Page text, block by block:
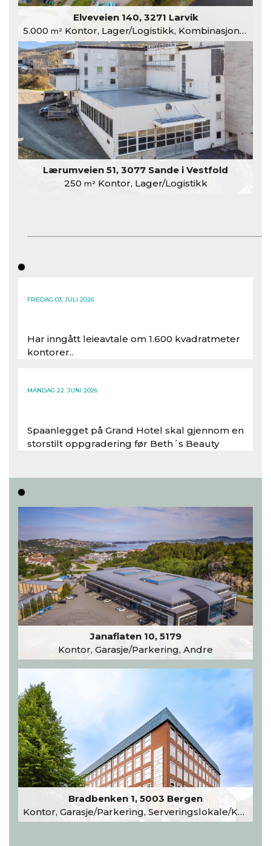
Elveveien 140, 3271 Larvik
5.000 m²Kontor, Lager/Logistikk, Kombinasjonslokaler
Lærumveien 51, 3077 Sande i Vestfold
250 m²Kontor, Lager/Logistikk
FREDAG 03. JULI 2026
Har inngått leieavtale om 1.600 kvadratmeter
kontorer..
MANDAG 22. JUNI 2026
Spaanlegget på Grand Hotel skal gjennom en
storstilt oppgradering før Beth´s Beauty
Les hele artikkelen
Janaflaten 10, 5179
Kontor, Garasje/Parkering, Andre
Bradbenken 1, 5003 Bergen
Kontor, Garasje/Parkering, Serveringslokale/Kantine, Undervisning/Arrangement